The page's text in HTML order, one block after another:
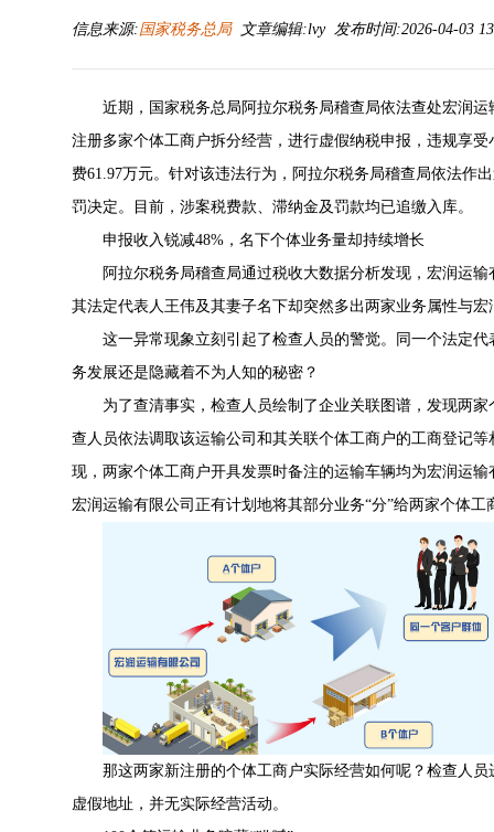
信息来源:国家税务总局文章编辑:lvy 发布时间:2026-04-03
近期，国家税务总局阿拉尔税务局稽查局依法查处宏润
注册多家个体工商户拆分经营，进行虚假纳税申报，违规享
费61.97万元。针对该违法行为，阿拉尔税务局稽查局依法作
罚决定。目前，涉案税费款、滞纳金及罚款均已追缴入库。
申报收入锐减48%，名下个体业务量却持续增长
阿拉尔税务局稽查局通过税收大数据分析发现，宏润运
其法定代表人王伟及其妻子名下却突然多出两家业务属性与
这一异常现象立刻引起了检查人员的警觉。同一个法定
务发展还是隐藏着不为人知的秘密？
为了查清事实，检查人员绘制了企业关联图谱，发现两
查人员依法调取该运输公司和其关联个体工商户的工商登记
现，两家个体工商户开具发票时备注的运输车辆均为宏润运
宏润运输有限公司正有计划地将其部分业务“分”给两家个体工
那这两家新注册的个体工商户实际经营如何呢？检查人
虚假地址，并无实际经营活动。